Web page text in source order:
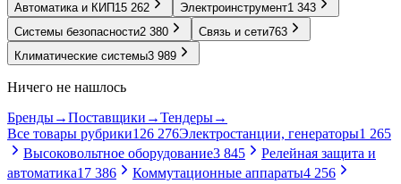
Автоматика и КИП 15 262 Электроинструмент1 343
Системы безопасности2 380 Связь и сети763
Климатические системы3 989
Ничего не нашлось
Бренды→Поставщики →Тендеры→
Все товары рубрики126 276Электростанции, генераторы1 265
Высоковольтное оборудование3 845
Релейная защита и
автоматика17 386 Коммутационные аппараты4 256